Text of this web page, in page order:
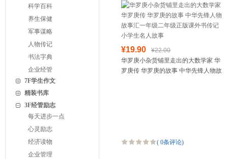
科学百科
养生保健
军事谋略
人物传记
书法字典
企业经管
7F学生作文
精装书库
3F经管励志
每天进步一点
心灵励志
经济读物
企业管理
¥19.90
¥22.00
华罗庚小杂货铺里走出的大数学家 华
罗庚传 华罗庚的故事 中华先锋人物故
( 0条评论)